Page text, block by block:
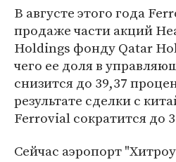
В августе этого года
продаже части акций
Holdings фонду Qatar
чего ее доля в
снизится до 39,37
результате сделки с
Ferrovial сократится до
Сейчас аэропорт